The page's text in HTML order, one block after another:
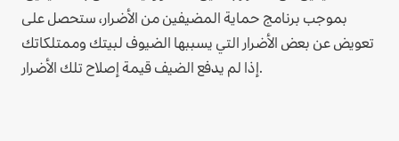
بموجب برنامج حماية المضيفين من الأضرار، ستحصل على
تعويض عن بعض الأضرار التي يسببها الضيوف لبيتك وممتلكاتك
إذا لم يدفع الضيف قيمة إصلاح تلك الأضرار.